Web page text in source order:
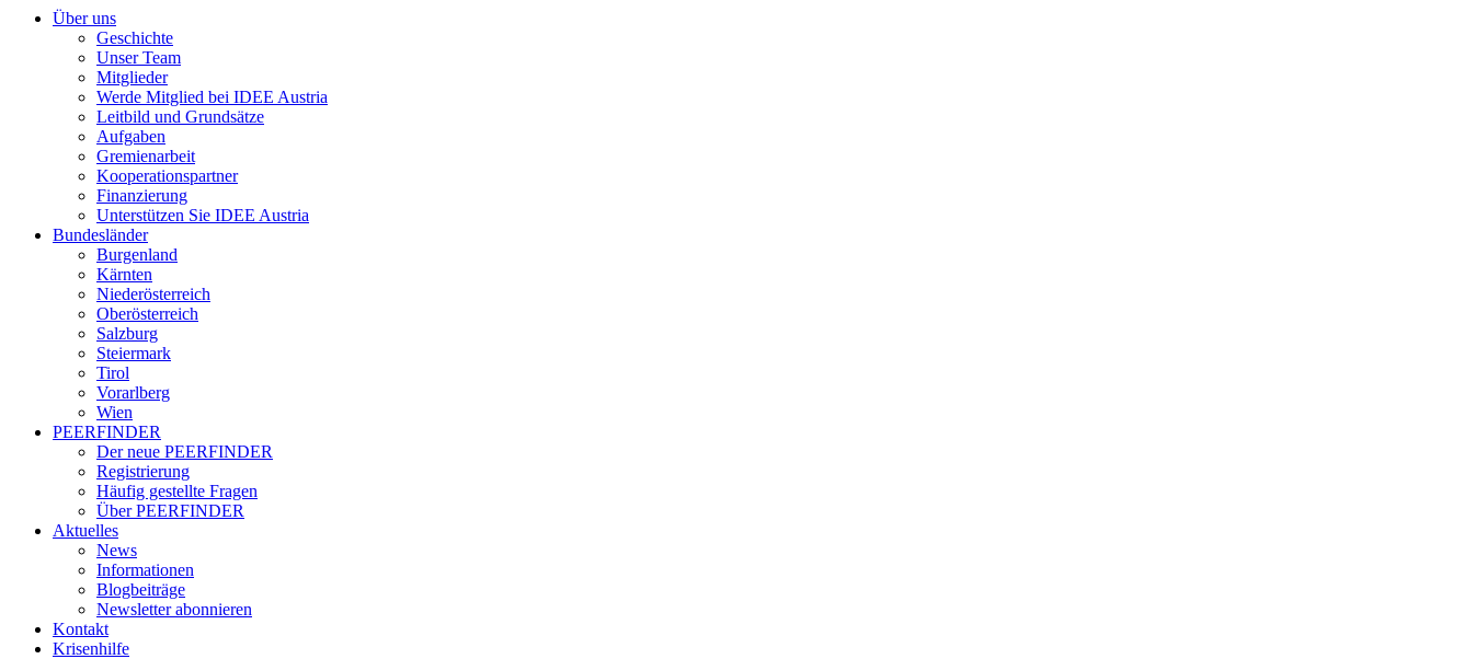
Über uns
Geschichte
Unser Team
Mitglieder
Werde Mitglied bei IDEE Austria
Leitbild und Grundsätze
Aufgaben
Gremienarbeit
Kooperationspartner
Finanzierung
Unterstützen Sie IDEE Austria
Bundesländer
Burgenland
Kärnten
Niederösterreich
Oberösterreich
Salzburg
Steiermark
Tirol
Vorarlberg
Wien
PEERFINDER
Der neue PEERFINDER
Registrierung
Häufig gestellte Fragen
Über PEERFINDER
Aktuelles
News
Informationen
Blogbeiträge
Newsletter abonnieren
Kontakt
Krisenhilfe